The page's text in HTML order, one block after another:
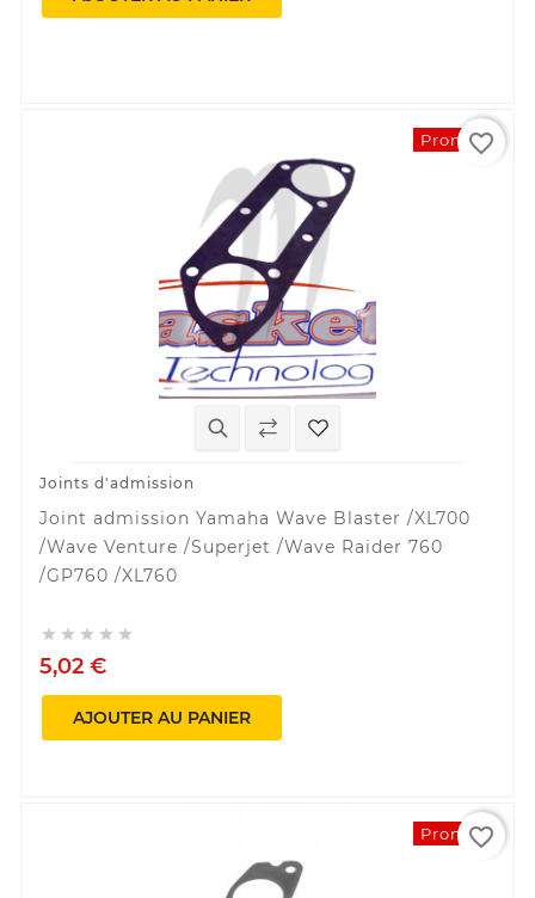
Promo !
Joints d'admission
Joint admission Yamaha Wave Blaster /XL700
/Wave Venture /Superjet /Wave Raider 760
/GP760 /XL760
    
5,02 €
AJOUTER AU PANIER
favorite_border
Promo !
favorite_border